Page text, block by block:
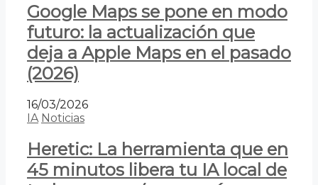
Google Maps se pone en modo
futuro: la actualización que
deja a Apple Maps en el pasado
(2026)
16/03/2026
IA Noticias
Heretic: La herramienta que en
45 minutos libera tu IA local de